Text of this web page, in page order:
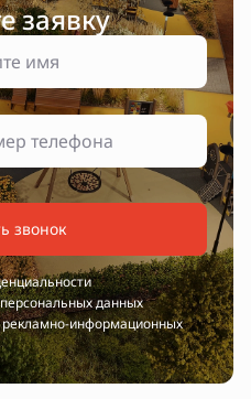
заявку
звонок
данных
рекламно-информационных